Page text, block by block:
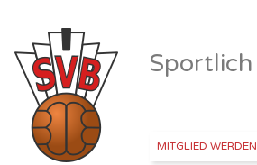
MITGLIED WERDEN